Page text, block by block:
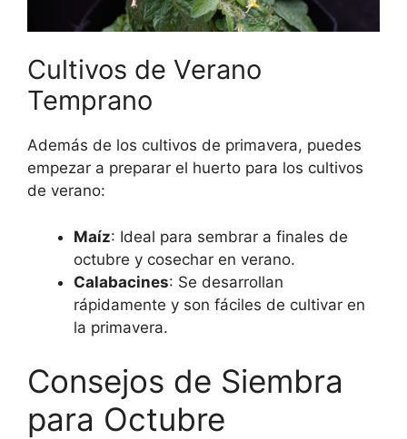
Cultivos de Verano
Temprano
Además de los cultivos de primavera, puedes
empezar a preparar el huerto para los cultivos
de verano:
Maíz: Ideal para sembrar a finales de
octubre y cosechar en verano.
Calabacines: Se desarrollan
rápidamente y son fáciles de cultivar en
la primavera.
Consejos de Siembra
para Octubre